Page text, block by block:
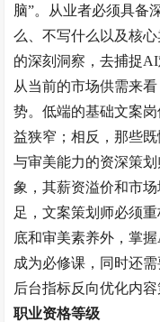
脑”。从业者必须具备
么、不写什么以及核
的深刻洞察，去捕捉
从当前的市场供需来
势。低端的基础文案
益狭窄；相反，那些
与审美能力的资深策
象，其薪资溢价和市
足，文案策划师必须
底和审美素养外，掌
成为必修课，同时还
后台指标反向优化内容
职业资格等级